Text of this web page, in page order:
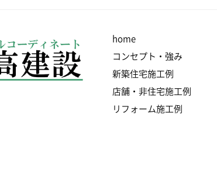
home
コンセプト・強み
新築住宅施工例
店舗・非住宅施工例
リフォーム施工例